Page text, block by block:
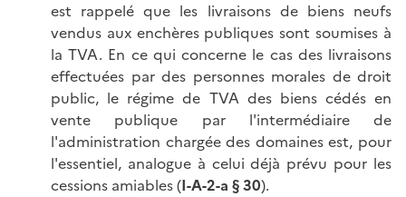
est rappelé que les livraisons de biens neufs
vendus aux enchères publiques sont soumises à
la TVA. En ce qui concerne le cas des livraisons
effectuées par des personnes morales de droit
public, le régime de TVA des biens cédés en
vente publique par l'intermédiaire de
l'administration chargée des domaines est, pour
l'essentiel, analogue à celui déjà prévu pour les
cessions amiables (I-A-2-a § 30).